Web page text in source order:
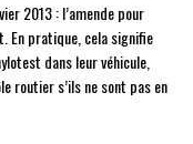
2013 : l’amende pour
En pratique, cela signifie
dans leur véhicule,
routier s’ils ne sont pas en